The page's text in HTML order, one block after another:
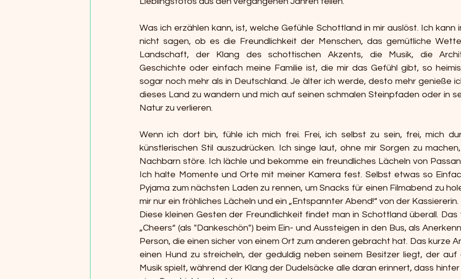
Was ich erzählen kann, ist, welche Gefühle Schottland in mir auslöst. Ich kann
nicht sagen, ob es die Freundlichkeit der Menschen, das gemütliche
Landschaft, der Klang des schottischen Akzents, die Musik, die
Geschichte oder einfach meine Familie ist, die mir das Gefühl gibt, so
sogar noch mehr als in Deutschland. Je älter ich werde, desto mehr genieße
dieses Land zu wandern und mich auf seinen schmalen Steinpfaden oder in
Natur zu verlieren.
Wenn ich dort bin, fühle ich mich frei. Frei, ich selbst zu sein, frei, mich
künstlerischen Stil auszudrücken. Ich singe laut, ohne mir Sorgen zu
Nachbarn störe. Ich lächle und bekomme ein freundliches Lächeln von
Ich halte Momente und Orte mit meiner Kamera fest. Selbst etwas so
Pyjama zum nächsten Laden zu rennen, um Snacks für einen Filmabend zu
mir nur ein fröhliches Lächeln und ein „Entspannter Abend!“ von der Kassiererin.
Diese kleinen Gesten der Freundlichkeit findet man in Schottland überall. Das
„Cheers“ (als "Dankeschön") beim Ein- und Aussteigen in den Bus, als
Person, die einen sicher von einem Ort zum anderen gebracht hat. Das kurze
einen Hund zu streicheln, der geduldig neben seinem Besitzer liegt, der auf
Musik spielt, während der Klang der Dudelsäcke alle daran erinnert, dass